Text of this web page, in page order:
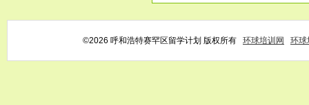
©2026 呼和浩特赛罕区留学计划 版权所有 环球培训网 环球